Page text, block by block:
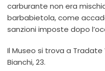
carburante non era
barbabietola, come
sanzioni imposte dopo
Il Museo si trova a
Bianchi, 23.